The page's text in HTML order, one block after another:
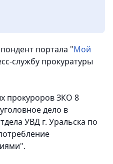
портала "Мой
службу прокуратуры
прокуроров ЗКО 8
дело в
УВД г. Уральска по